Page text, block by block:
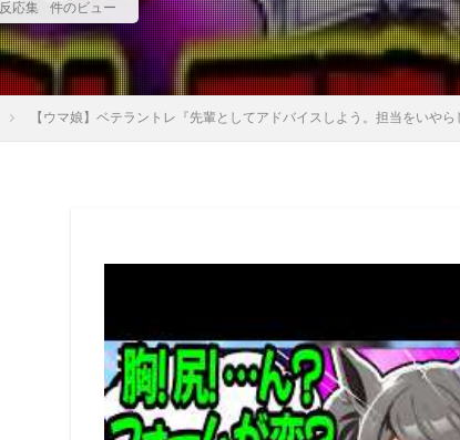
反応集 件のビュー
【ウマ娘】ベテラントレ『先輩としてアドバイスしよう。担当をいや